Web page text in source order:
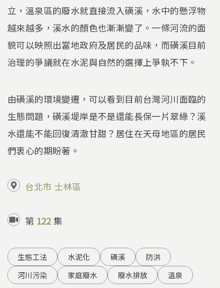
立，溫泉區的廢水就直接流入磺溪，水中的懸浮物
越來越多，溪水的顏色也漸漸變了。一條河流的面
貌可以映照出當地政府及居民的品味，而磺溪目前
治理的爭議就在水泥與自然的選擇上爭執不下。
由磺溪的環境變遷，可以看到目前台灣河川面臨的
生態問題，磺溪堤岸是不是還能長保一片翠綠？溪
水還能不能回復清澈甘甜？居住在天母地區的居民
們衷心的期盼著。
台北市 士林區
第 122集
生態工法 水泥化 磺溪
防洪
河川污染
家庭廢水 廢水排放 溫泉